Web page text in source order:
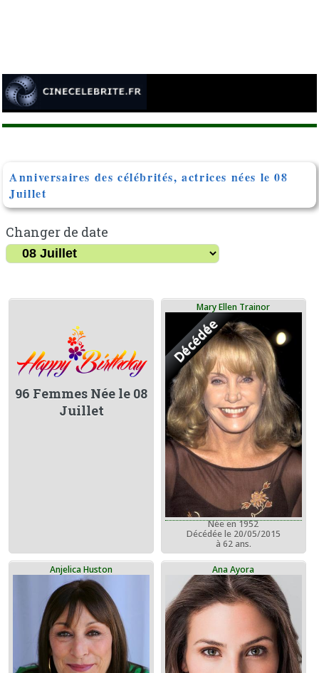
Anniversaires des célébrités, actrices nées le 08
Juillet
Changer de date
96 Femmes Née le 08
Juillet
Mary Ellen Trainor
Décédée
Née en 1952
Décédée le 20/05/2015
à 62 ans.
Anjelica Huston Ana Ayora